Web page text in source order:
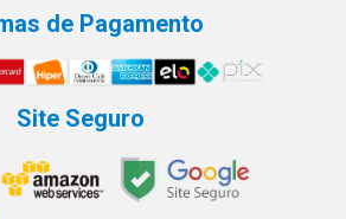
de Pagamento
Site Seguro